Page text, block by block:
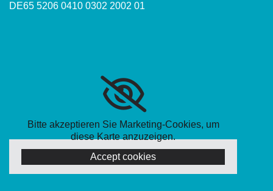
DE65 5206 0410 0302 2002 01
Bitte akzeptieren Sie Marketing-Cookies, um
diese Karte anzuzeigen.
Accept cookies